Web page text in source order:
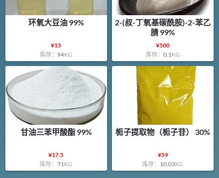
环氧大豆油 99%
¥15
库存： 94KG
2-(叔-丁氧基碳酰胺)-2-苯乙
腈 99%
¥500
库存：0.1 KG
甘油三苯甲酸酯 99%
¥17.5
库存：71KG
栀子提取物（栀子苷） 30%
¥59
库存： 10.03KG